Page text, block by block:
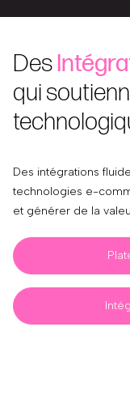
Des
qui
Des intégrations
technologies e-
et générer de la